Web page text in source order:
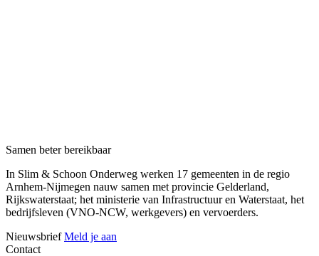
Samen beter bereikbaar
In Slim & Schoon Onderweg werken 17 gemeenten in de regio
Arnhem-Nijmegen nauw samen met provincie Gelderland,
Rijkswaterstaat; het ministerie van Infrastructuur en Waterstaat, het
bedrijfsleven (VNO-NCW, werkgevers) en vervoerders.
Nieuwsbrief Meld je aan
Contact